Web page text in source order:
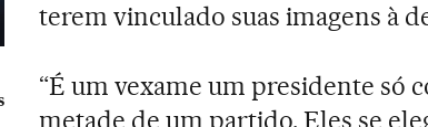
terem vinculado suas imagens à
“É um vexame um presidente só
metade de um partido. Eles se